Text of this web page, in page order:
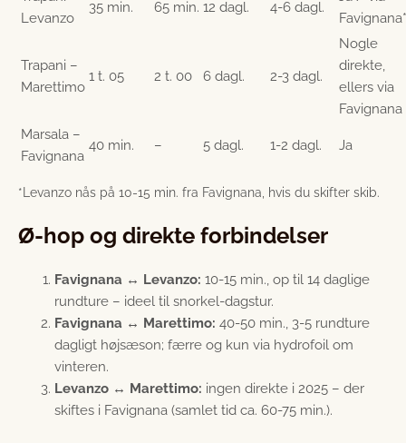
Levanzo
35 min. 65 min. 12 dagl. 4-6 dagl.
Favignana*
Trapani –
Marettimo
1 t. 05 2 t. 00 6 dagl. 2-3 dagl.
Nogle
direkte,
ellers via
Favignana
Marsala –
Favignana
40 min. – 5 dagl. 1-2 dagl. Ja
*Levanzo nås på 10-15 min. fra Favignana, hvis du skifter skib.
Ø-hop og direkte forbindelser
Favignana ↔ Levanzo: 10-15 min., op til 14 daglige
rundture – ideel til snorkel-dagstur.
Favignana ↔ Marettimo: 40-50 min., 3-5 rundture
dagligt højsæson; færre og kun via hydrofoil om
vinteren.
Levanzo ↔ Marettimo: ingen direkte i 2025 – der
skiftes i Favignana (samlet tid ca. 60-75 min.).